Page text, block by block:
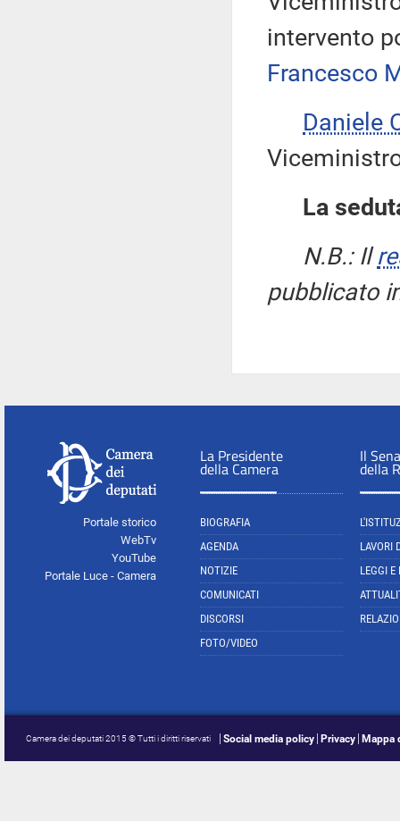
intervento
Francesco
Daniele
La
N.B.: Il
pubblicato
Portale storico
WebTv
YouTube
Portale Luce - Camera
La Presidente
della Camera
BIOGRAFIA
AGENDA
NOTIZIE
COMUNICATI
DISCORSI
FOTO/VIDEO
Il
della
LAVORI
LEGGI E
Camera dei deputati 2015 © Tutti i diritti riservati Social media policy Privacy Mappa